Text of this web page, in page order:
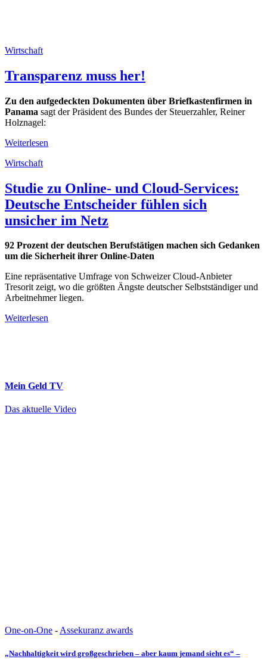
Wirtschaft
Transparenz muss her!
Zu den aufgedeckten Dokumenten über Briefkastenfirmen in
Panama sagt der Präsident des Bundes der Steuerzahler, Reiner
Holznagel:
Weiterlesen
Wirtschaft
Studie zu Online- und Cloud-Services:
Deutsche Entscheider fühlen sich
unsicher im Netz
92 Prozent der deutschen Berufstätigen machen sich Gedanken
um die Sicherheit ihrer Online-Daten
Eine repräsentative Umfrage von Schweizer Cloud-Anbieter
Tresorit zeigt, wo die größten Ängste deutscher Selbstständiger und
Arbeitnehmer liegen.
Weiterlesen
Mein Geld TV
Das aktuelle Video
One-on-One - Assekuranz awards
„Nachhaltigkeit wird großgeschrieben – aber kaum jemand sieht es“ –